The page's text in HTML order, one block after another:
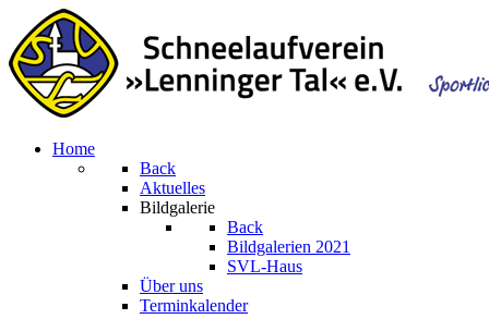
Home
Back
Aktuelles
Bildgalerie
Back
Bildgalerien 2021
SVL-Haus
Über uns
Terminkalender